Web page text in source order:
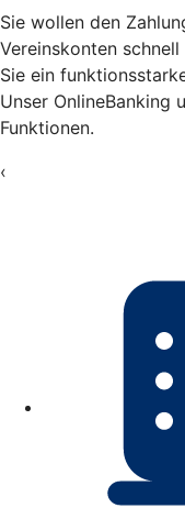
Sie wollen den
Vereinskonten
Sie ein
Unser OnlineBanking
Funktionen.
‹